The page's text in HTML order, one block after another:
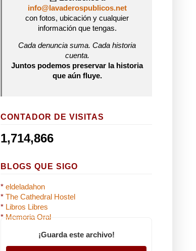
info@lavaderospublicos.net
con fotos, ubicación y cualquier
información que tengas.
Cada denuncia suma. Cada historia
cuenta.
Juntos podemos preservar la historia
que aún fluye.
CONTADOR DE VISITAS
1,714,866
BLOGS QUE SIGO
* eldeladahon
* The Cathedral Hostel
* Libros Libres
* Memoria Oral
¡Guarda este archivo!